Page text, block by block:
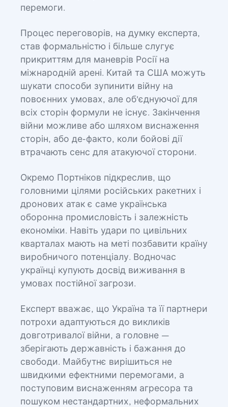
перемоги.
Процес переговорів, на думку експерта,
став формальністю і більше слугує
прикриттям для маневрів Росії на
міжнародній арені. Китай та США можуть
шукати способи зупинити війну на
повоєнних умовах, але об'єднуючої для
всіх сторін формули не існує. Закінчення
війни можливе або шляхом виснаження
сторін, або де-факто, коли бойові дії
втрачають сенс для атакуючої сторони.
Окремо Портніков підкреслив, що
головними цілями російських ракетних і
дронових атак є саме українська
оборонна промисловість і залежність
економіки. Навіть удари по цивільних
кварталах мають на меті позбавити країну
виробничого потенціалу. Водночас
українці купують досвід виживання в
умовах постійної загрози.
Експерт вважає, що Україна та її партнери
потрохи адаптуються до викликів
довготривалої війни, а головне —
зберігають державність і бажання до
свободи. Майбутнє вирішиться не
швидкими ефектними перемогами, а
поступовим виснаженням агресора та
пошуком нестандартних, неформальних